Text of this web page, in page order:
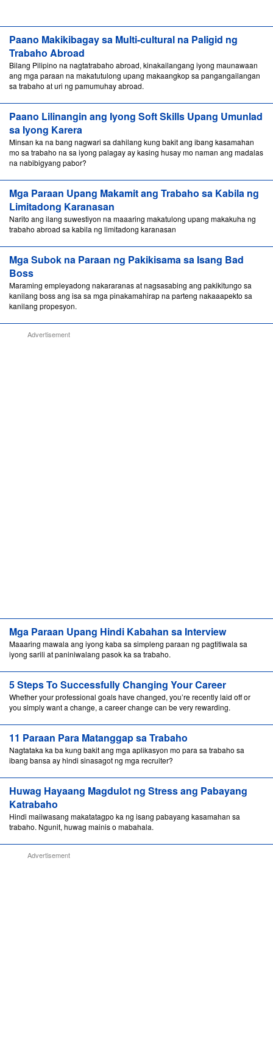
Paano Makikibagay sa Multi-cultural na Paligid ng
Trabaho Abroad
Bilang Pilipino na nagtatrabaho abroad, kinakailangang iyong maunawaan
ang mga paraan na makatutulong upang makaangkop sa pangangailangan
sa trabaho at uri ng pamumuhay abroad.
Paano Lilinangin ang Iyong Soft Skills Upang Umunlad
sa Iyong Karera
Minsan ka na bang nagwari sa dahilang kung bakit ang ibang kasamahan
mo sa trabaho na sa iyong palagay ay kasing husay mo naman ang madalas
na nabibigyang pabor?
Mga Paraan Upang Makamit ang Trabaho sa Kabila ng
Limitadong Karanasan
Narito ang ilang suwestiyon na maaaring makatulong upang makakuha ng
trabaho abroad sa kabila ng limitadong karanasan
Mga Subok na Paraan ng Pakikisama sa Isang Bad
Boss
Maraming empleyadong nakararanas at nagsasabing ang pakikitungo sa
kanilang boss ang isa sa mga pinakamahirap na parteng nakaaapekto sa
kanilang propesyon.
Advertisement
Mga Paraan Upang Hindi Kabahan sa Interview
Maaaring mawala ang iyong kaba sa simpleng paraan ng pagtitiwala sa
iyong sarili at paniniwalang pasok ka sa trabaho.
5 Steps To Successfully Changing Your Career
Whether your professional goals have changed, you’re recently laid off or
you simply want a change, a career change can be very rewarding.
11 Paraan Para Matanggap sa Trabaho
Nagtataka ka ba kung bakit ang mga aplikasyon mo para sa trabaho sa
ibang bansa ay hindi sinasagot ng mga recruiter?
Huwag Hayaang Magdulot ng Stress ang Pabayang
Katrabaho
Hindi maiiwasang makatatagpo ka ng isang pabayang kasamahan sa
trabaho. Ngunit, huwag mainis o mabahala.
Advertisement